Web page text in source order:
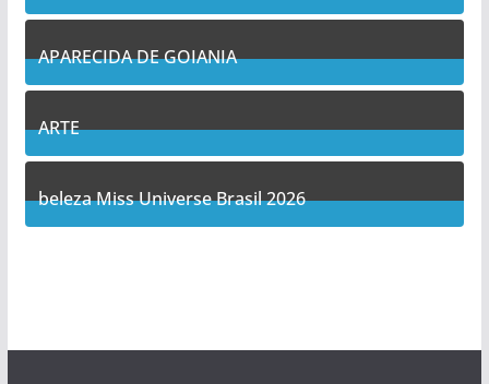
11Posts
APARECIDA DE GOIANIA
13Posts
ARTE
5Posts
beleza Miss Universe Brasil 2026